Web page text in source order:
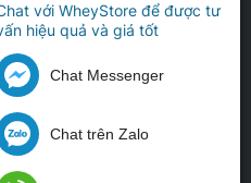
tôi tại
với WheyStore để được tư
hiệu quả và giá tốt
Chat Messenger
Chat trên Zalo